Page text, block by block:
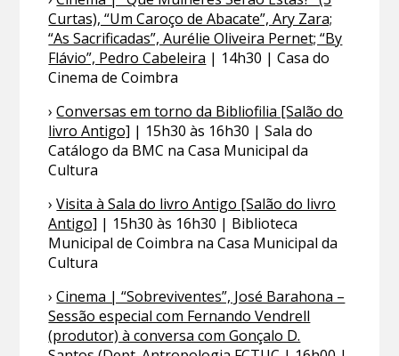
Curtas), “Um Caroço de Abacate”, Ary Zara;
“As Sacrificadas”, Aurélie Oliveira Pernet; “By
Flávio”, Pedro Cabeleira | 14h30 | Casa do
Cinema de Coimbra
›Conversas em torno da Bibliofilia [Salão do
livro Antigo] | 15h30 às 16h30 | Sala do
Catálogo da BMC na Casa Municipal da
Cultura
›Visita à Sala do livro Antigo [Salão do livro
Antigo] | 15h30 às 16h30 | Biblioteca
Municipal de Coimbra na Casa Municipal da
Cultura
›Cinema | “Sobreviventes”, José Barahona –
Sessão especial com Fernando Vendrell
(produtor) à conversa com Gonçalo D.